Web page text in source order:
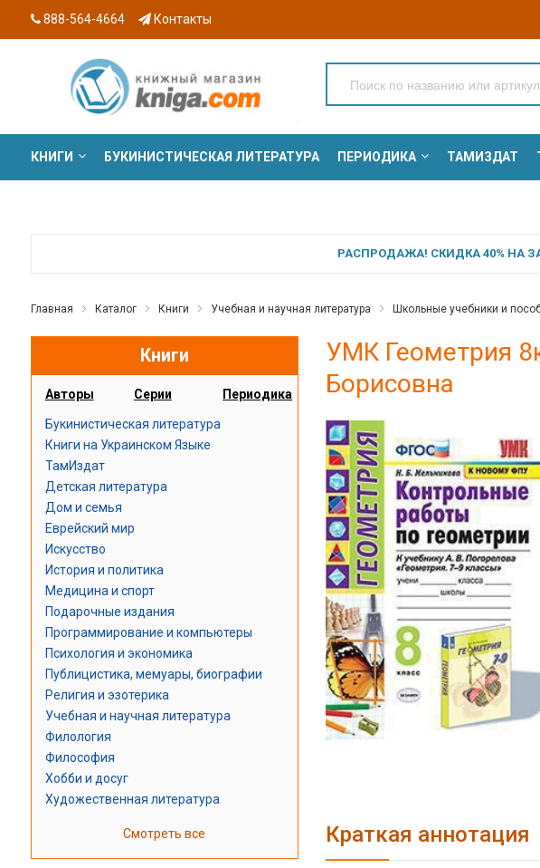
888-564-4664 Контакты
КНИГИ БУКИНИСТИЧЕСКАЯ ЛИТЕРАТУРА ПЕРИОДИКА ТАМИЗДАТ
РАСПРОДАЖА! СКИДКА 40% НА
Главная Каталог Книги Учебная и научная литература Школьные учебники и
Книги
Авторы Серии Периодика
Букинистическая литература
Книги на Украинском Языке
ТамИздат
Детская литература
Дом и семья
Еврейский мир
Искусство
История и политика
Медицина и спорт
Подарочные издания
Программирование и компьютеры
Психология и экономика
Публицистика, мемуары, биографии
Религия и эзотерика
Учебная и научная литература
Филология
Философия
Хобби и досуг
Художественная литература
Смотреть все
УМК Геометрия
Борисовна
Краткая аннотация